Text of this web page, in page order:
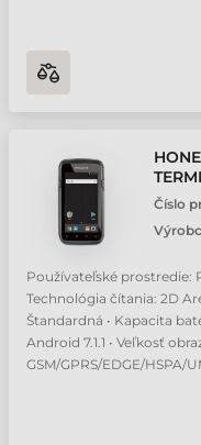
Číslo
Používateľské prostredie:
Technológia čítania: 2D
Štandardná • Kapacita
Android 7.1.1 • Veľkosť
GSM/GPRS/EDGE/HSPA/